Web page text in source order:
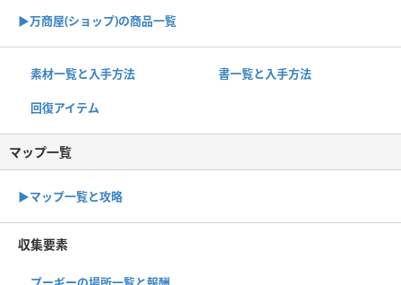
▶︎万商屋(ショップ)の商品一覧
素材一覧と入手方法 書一覧と入手方法
回復アイテム
マップ一覧
▶︎マップ一覧と攻略
収集要素